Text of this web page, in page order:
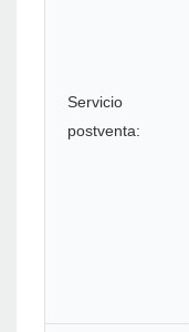
Servicio
postventa: